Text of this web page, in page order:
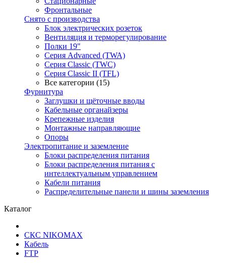
Фронтальные
Снято с производства
Блок электрических розеток
Вентиляция и терморегулирование
Полки 19"
Серия Advanced (TWA)
Серия Classic (TWC)
Серия Classic II (TFL)
Все категории (15)
Фурнитура
Заглушки и щёточные вводы
Кабельные органайзеры
Крепежные изделия
Монтажные направляющие
Опоры
Электропитание и заземление
Блоки распределения питания
Блоки распределения питания с
интеллектуальным управлением
Кабели питания
Распределительные панели и шины заземления
Каталог
СКС NIKOMAX
Кабель
FTP